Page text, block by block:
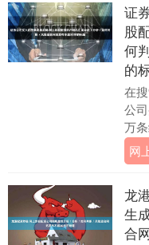
证
股
何
的
在
公
万
速
网
网
龙
生
合